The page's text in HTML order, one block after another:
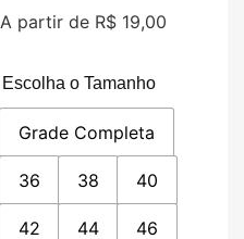
A partir de R$ 19,00
Escolha o Tamanho
Grade Completa
36 38 40
42 44 46